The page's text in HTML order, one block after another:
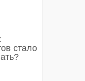
стало